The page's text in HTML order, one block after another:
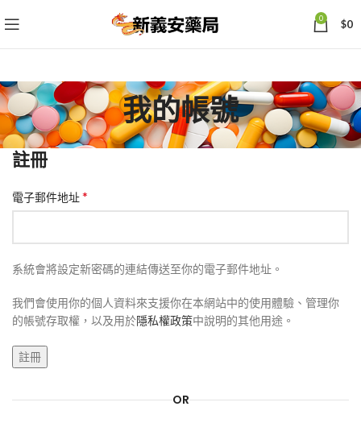
0 $0
我的帳號
註冊
電子郵件地址*
系統會將設定新密碼的連結傳送至你的電子郵件地址。
我們會使用你的個人資料來支援你在本網站中的使用體驗、管理你
的帳號存取權，以及用於隱私權政策中說明的其他用途。
註冊
OR